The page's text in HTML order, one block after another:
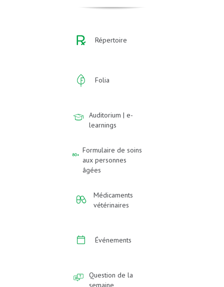
Répertoire
Folia
Auditorium | e-
learnings
Formulaire de soins
aux personnes
âgées
Médicaments
vétérinaires
Événements
Question de la